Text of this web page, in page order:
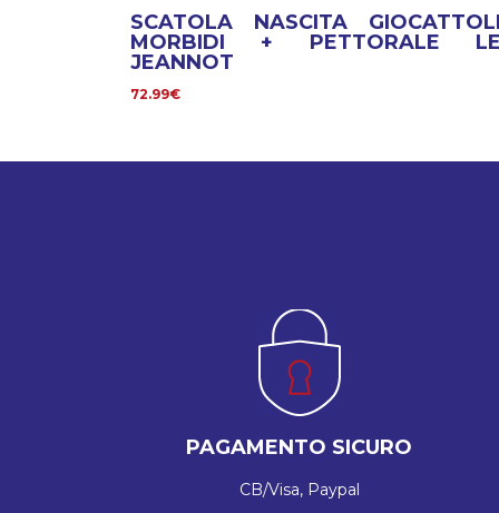
SCATOLA NASCITA
MORBIDI + PETTORALE
JEANNOT
72.99€
PAGAMENTO SICURO
CB/Visa, Paypal